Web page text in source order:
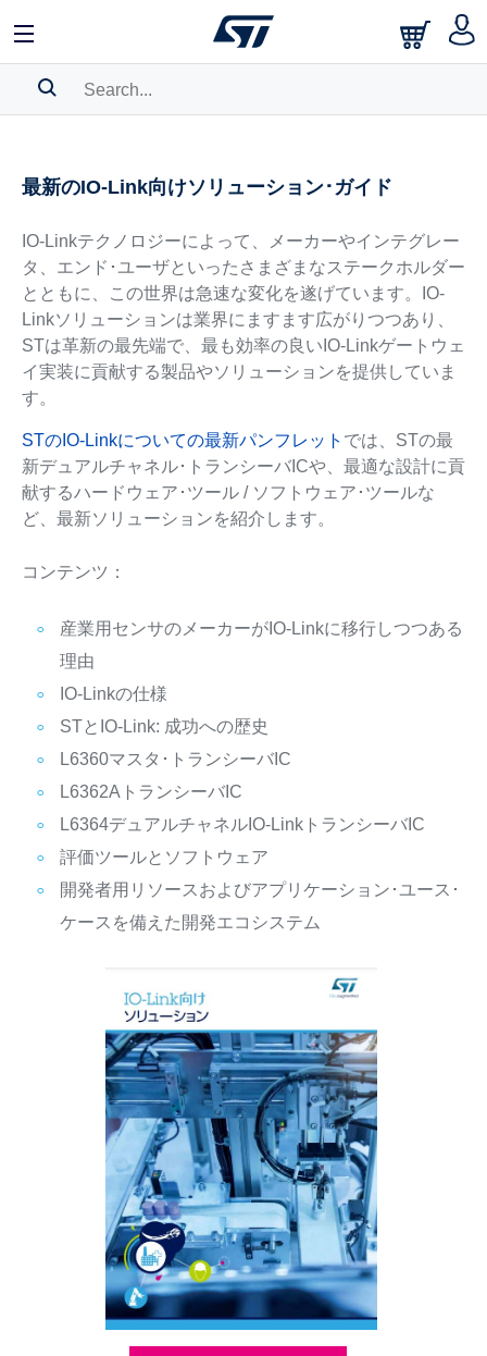
BOOKMARK
最新のIO-Link向けソリューション･ガイド
IO-Linkテクノロジーによって、メーカーやインテグレー
タ、エンド･ユーザといったさまざまなステークホルダー
とともに、この世界は急速な変化を遂げています。IO-
Linkソリューションは業界にますます広がりつつあり、
STは革新の最先端で、最も効率の良いIO-Linkゲートウェ
イ実装に貢献する製品やソリューションを提供していま
す。
STのIO-Linkについての最新パンフレット では、STの最
新デュアルチャネル･トランシーバICや、最適な設計に貢
献するハードウェア･ツール / ソフトウェア･ツールな
ど、最新ソリューションを紹介します。
コンテンツ：
産業用センサのメーカーがIO-Linkに移行しつつある
理由
IO-Linkの仕様
STとIO-Link: 成功への歴史
L6360マスタ･トランシーバIC
L6362AトランシーバIC
L6364デュアルチャネルIO-LinkトランシーバIC
評価ツールとソフトウェア
開発者用リソースおよびアプリケーション･ユース･
ケースを備えた開発エコシステム